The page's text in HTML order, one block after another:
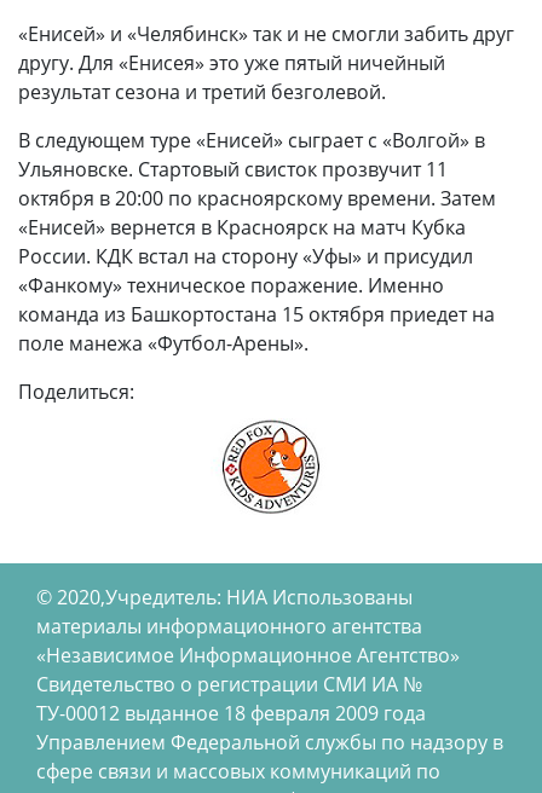
«Енисей» и «Челябинск» так и не смогли забить друг
другу. Для «Енисея» это уже пятый ничейный
результат сезона и третий безголевой.
В следующем туре «Енисей» сыграет с «Волгой» в
Ульяновске. Стартовый свисток прозвучит 11
октября в 20:00 по красноярскому времени. Затем
«Енисей» вернется в Красноярск на матч Кубка
России. КДК встал на сторону «Уфы» и присудил
«Фанкому» техническое поражение. Именно
команда из Башкортостана 15 октября приедет на
поле манежа «Футбол-Арены».
Поделиться:
© 2020,Учредитель: НИА Использованы
материалы информационного агентства
«Независимое Информационное Агентство»
Свидетельство о регистрации СМИ ИА №
ТУ-00012 выданное 18 февраля 2009 года
Управлением Федеральной службы по надзору в
сфере связи и массовых коммуникаций по